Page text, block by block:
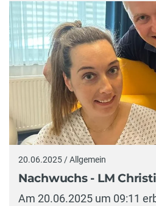
20.06.2025 / Allgemein
Nachwuchs - LM
Am 20.06.2025 um 09:11